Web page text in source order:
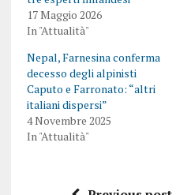
17 Maggio 2026
In "Attualità"
Nepal, Farnesina conferma
decesso degli alpinisti
Caputo e Farronato: “altri
italiani dispersi”
4 Novembre 2025
In "Attualità"